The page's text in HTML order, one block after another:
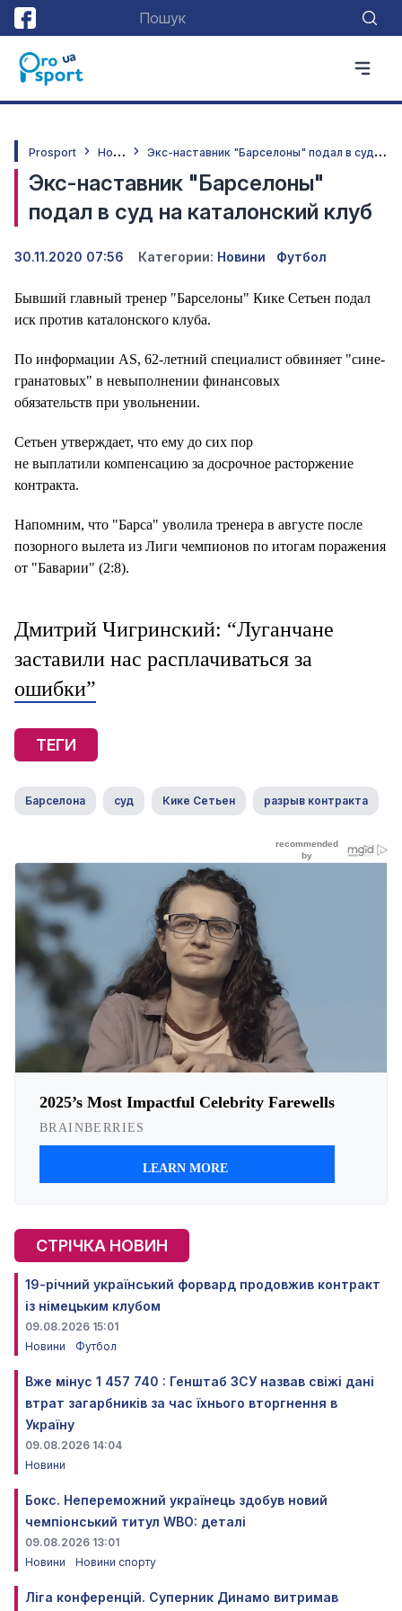
Prosport Н
овини Э
кс-наставник "Барселоны" подал в суд на каталонский клуб
Экс-наставник "Барселоны"
подал в суд на каталонский клуб
30.11.2020 07:56 Категории: Новини Футбол
Бывший главный тренер "Барселоны" Кике Сетьен подал
иск против каталонского клуба.
По информации AS, 62-летний специалист обвиняет "сине-
гранатовых" в невыполнении финансовых
обязательств при увольнении.
Сетьен утверждает, что ему до сих пор
не выплатили компенсацию за досрочное расторжение
контракта.
Напомним, что "Барса" уволила тренера в августе после
позорного вылета из Лиги чемпионов по итогам поражения
от "Баварии" (2:8).
Дмитрий Чигринский: “Луганчане
заставили нас расплачиваться за
ошибки”
ТЕГИ
Барселона суд Кике Сетьен разрыв контракта
СТРІЧКА НОВИН
19-річний український форвард продовжив контракт
із німецьким клубом
09.08.2026 15:01
Новини
Футбол
Вже мінус 1 457 740 : Генштаб ЗСУ назвав свіжі дані
втрат загарбників за час їхнього вторгнення в
Україну
09.08.2026 14:04
Новини
Бокс. Непереможний українець здобув новий
чемпіонський титул WBO: деталі
09.08.2026 13:01
Новини
Новини спорту
Ліга конференцій. Суперник Динамо витримав